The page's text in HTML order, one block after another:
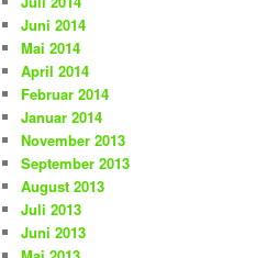
Juni 2014
Mai 2014
April 2014
Februar 2014
Januar 2014
November 2013
September 2013
August 2013
Juli 2013
Juni 2013